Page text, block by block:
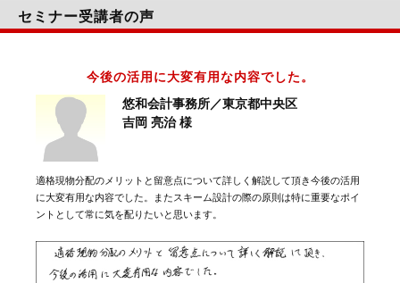
セミナー受講者の声
今後の活用に大変有用な内容でした。
悠和会計事務所／東京都中央区
吉岡 亮治 様
適格現物分配のメリットと留意点について詳しく解説して頂き今後の活用
に大変有用な内容でした。またスキーム設計の際の原則は特に重要なポイ
ントとして常に気を配りたいと思います。